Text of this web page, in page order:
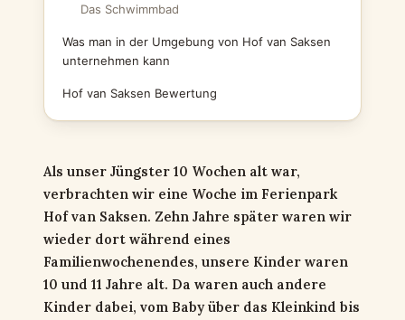
Das Schwimmbad
Was man in der Umgebung von Hof van Saksen
unternehmen kann
Hof van Saksen Bewertung
Als unser Jüngster 10 Wochen alt war,
verbrachten wir eine Woche im Ferienpark
Hof van Saksen. Zehn Jahre später waren wir
wieder dort während eines
Familienwochenendes, unsere Kinder waren
10 und 11 Jahre alt. Da waren auch andere
Kinder dabei, vom Baby über das Kleinkind bis